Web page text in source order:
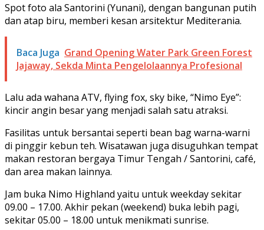
Spot foto ala Santorini (Yunani), dengan bangunan putih
dan atap biru, memberi kesan arsitektur Mediterania.
Baca Juga Grand Opening Water Park Green Forest
Jajaway, Sekda Minta Pengelolaannya Profesional
Lalu ada wahana ATV, flying fox, sky bike, “Nimo Eye”:
kincir angin besar yang menjadi salah satu atraksi.
Fasilitas untuk bersantai seperti bean bag warna-warni
di pinggir kebun teh. Wisatawan juga disuguhkan tempat
makan restoran bergaya Timur Tengah / Santorini, café,
dan area makan lainnya.
Jam buka Nimo Highland yaitu untuk weekday sekitar
09.00 – 17.00. Akhir pekan (weekend) buka lebih pagi,
sekitar 05.00 – 18.00 untuk menikmati sunrise.